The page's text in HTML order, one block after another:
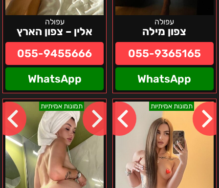
עפולה
צפון מילה
055-9365165
WhatsApp
עפולה
אלין – צפון הארץ
055-9455666
WhatsApp
תמונות אמיתיות
אזור
חיפה
-
רנה
-
נערת
ליווי
אוקראינית
מטריפה
תמונות אמיתיות
סוניה-
נערת
ליווי
VIP
מטריפה-
צפון
הארץ